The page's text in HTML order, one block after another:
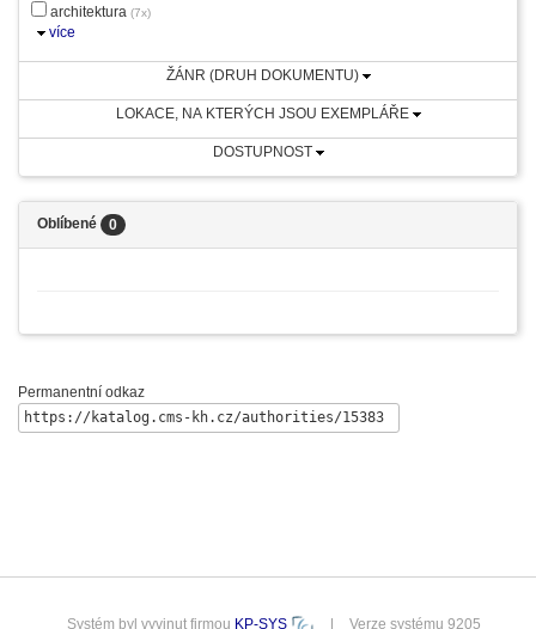
architektura (7x)
více
ŽÁNR (DRUH DOKUMENTU)
LOKACE, NA KTERÝCH JSOU EXEMPLÁŘE
DOSTUPNOST
Oblíbené 0
Permanentní odkaz
Systém byl vyvinut firmou KP-SYS | Verze systému 9205